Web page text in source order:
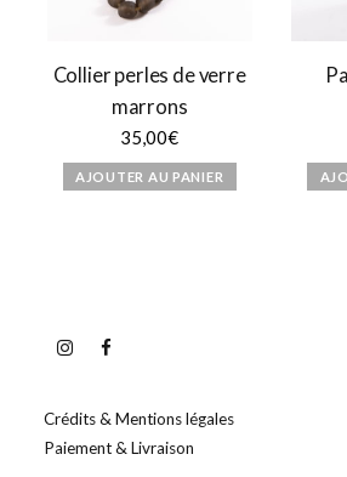
Collier perles de verre
marrons
35,00€
AJOUTER AU PANIER
Crédits & Mentions légales
Paiement & Livraison